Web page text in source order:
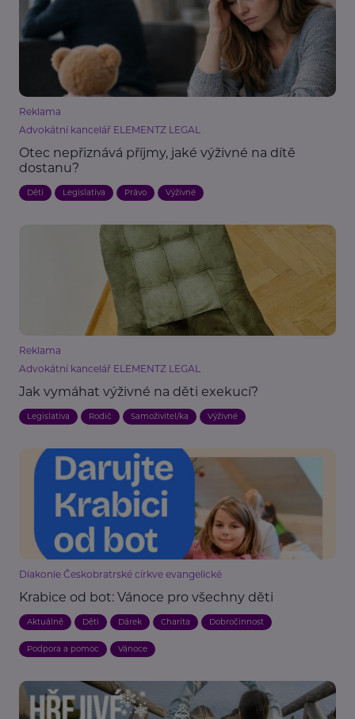
Reklama
Advokátní kancelář ELEMENTZ LEGAL
Otec nepřiznává příjmy, jaké výživné na dítě
dostanu?
Děti Legislativa Právo Výživné
Reklama
Advokátní kancelář ELEMENTZ LEGAL
Jak vymáhat výživné na děti exekucí?
Legislativa Rodič Samoživitel/ka Výživné
Diakonie Českobratrské církve evangelické
Krabice od bot: Vánoce pro všechny děti
Aktuálně Děti Dárek Charita Dobročinnost
Podpora a pomoc Vánoce